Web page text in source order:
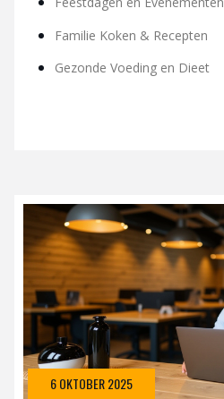
Familie Koken & Recepten
Gezonde Voeding en Dieet
6 OKTOBER 2025